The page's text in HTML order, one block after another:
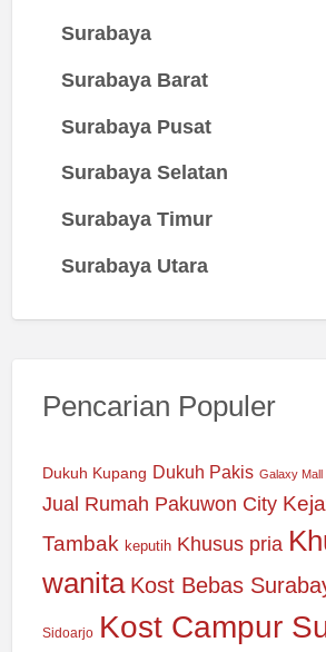
Surabaya
Surabaya Barat
Surabaya Pusat
Surabaya Selatan
Surabaya Timur
Surabaya Utara
Pencarian Populer
Dukuh Kupang Dukuh Pakis Galaxy Mall
Jual Rumah Pakuwon City
Tambak keputih Khusus pria
wanita Kost Bebas
Sidoarjo Kost Campur